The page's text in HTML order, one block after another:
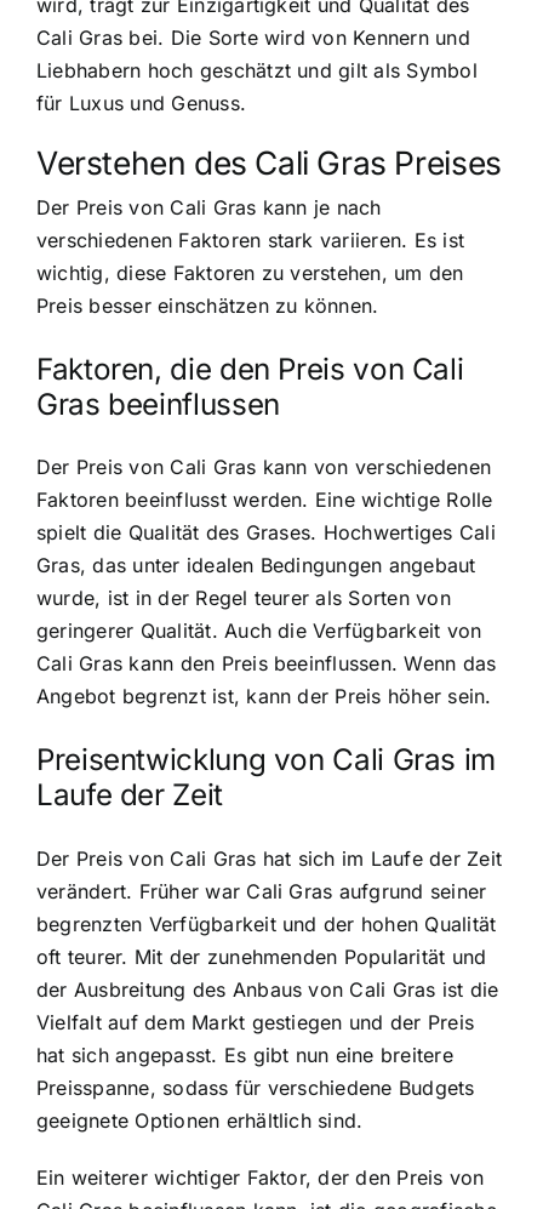
Cali Gras bei. Die Sorte wird von Kennern und
Liebhabern hoch geschätzt und gilt als Symbol
für Luxus und Genuss.
Verstehen des Cali Gras Preises
Der Preis von Cali Gras kann je nach
verschiedenen Faktoren stark variieren. Es ist
wichtig, diese Faktoren zu verstehen, um den
Preis besser einschätzen zu können.
Faktoren, die den Preis von Cali
Gras beeinflussen
Der Preis von Cali Gras kann von verschiedenen
Faktoren beeinflusst werden. Eine wichtige Rolle
spielt die Qualität des Grases. Hochwertiges Cali
Gras, das unter idealen Bedingungen angebaut
wurde, ist in der Regel teurer als Sorten von
geringerer Qualität. Auch die Verfügbarkeit von
Cali Gras kann den Preis beeinflussen. Wenn das
Angebot begrenzt ist, kann der Preis höher sein.
Preisentwicklung von Cali Gras im
Laufe der Zeit
Der Preis von Cali Gras hat sich im Laufe der Zeit
verändert. Früher war Cali Gras aufgrund seiner
begrenzten Verfügbarkeit und der hohen Qualität
oft teurer. Mit der zunehmenden Popularität und
der Ausbreitung des Anbaus von Cali Gras ist die
Vielfalt auf dem Markt gestiegen und der Preis
hat sich angepasst. Es gibt nun eine breitere
Preisspanne, sodass für verschiedene Budgets
geeignete Optionen erhältlich sind.
Ein weiterer wichtiger Faktor, der den Preis von